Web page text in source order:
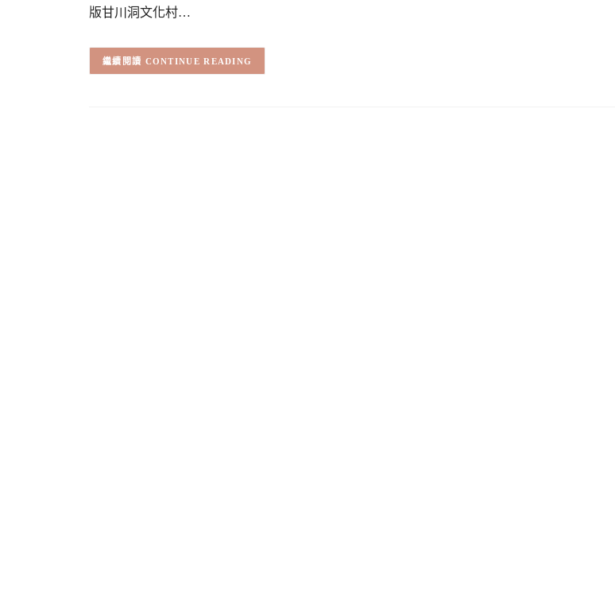
版甘川洞文化村…
CONTINUE READING